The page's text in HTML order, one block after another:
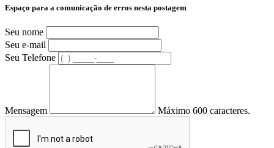
Espaço para a comunicação de erros nesta postagem
Seu nome
Seu e-mail
Seu Telefone
Mensagem Máximo 600 caracteres.